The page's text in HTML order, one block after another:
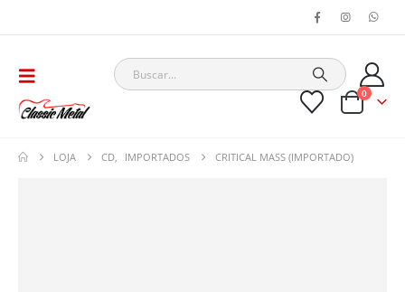
0
LOJA CD IMPORTADOS CRITICAL MASS (IMPORTADO)